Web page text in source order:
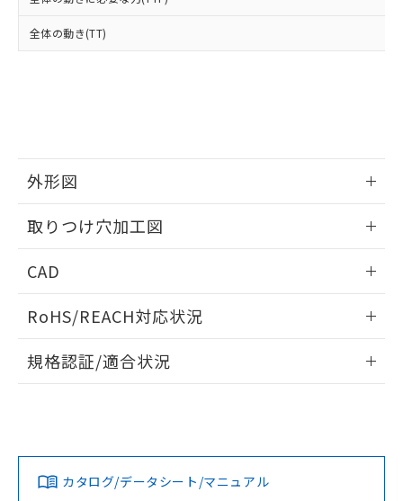
全体の動き(TT)
外形図
取りつけ穴加工図
CAD
ドすることができます。
ログイン/会員登録
ダウンロードデータをご利用いただく前に、以下を必ずお読
みください。
ソフトウェアの使用条件
RoHS/REACH対応状況
EU RoHS 注意事項・凡例
対応済み
規格認証/適合状況
カタログ/データシート/マニュアル
荷製品に未対応品が混在することから備考